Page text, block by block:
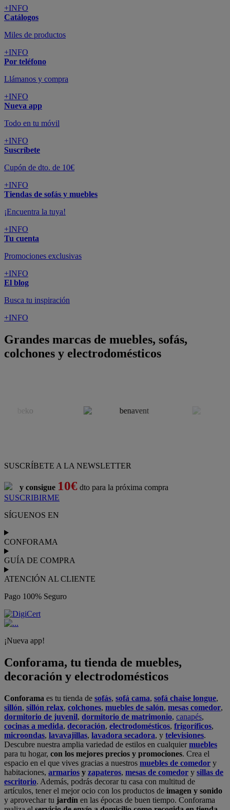
+INFO
Catálogos
Miles de productos
+INFO
Por teléfono
Llámanos y compra
+INFO
Nueva app
Todo en tu móvil
+INFO
Suscríbete
Cupón de dto. de 10€
+INFO
Tiendas de sofás y muebles
¡Encuentra la tuya!
+INFO
Tu cuenta
Promociones exclusivas
+INFO
El blog
Busca tu inspiración
+INFO
Grandes marcas de muebles, sofás,
colchones y electrodomésticos
SUSCRÍBETE A LA NEWSLETTER
y consigue 10€ dto para la próxima compra
SUSCRIBIRME
SÍGUENOS EN
CONFORAMA
GUÍA DE COMPRA
ATENCIÓN AL CLIENTE
Pago 100% Seguro
¡Nueva app!
Conforama, tu tienda de muebles,
decoración y electrodomésticos
Conforama es tu tienda de sofás, sofá cama, sofá chaise longue,
sillón, sillón relax, colchones, muebles de salón, mesas comedor,
dormitorio de juvenil, dormitorio de matrimonio, canapés,
cocinas a medida, decoración, electrodomésticos, frigoríficos,
microondas, lavavajillas, lavadora secadora, y televisiones.
Descubre nuestra amplia variedad de estilos en cualquiermuebles
para tu hogar, con los mejores precios y promociones. Crea el
espacio en el que vives gracias a nuestros muebles de comedor y
habitaciones, armarios y zapateros, mesas de comedor y sillas de
escritorio. Además, podrás decorar tu casa con multitud de
artículos, tener el mejor ocio con los productos de imagen y sonido
y aprovechar tu jardín en las épocas de buen tiempo. Conforama